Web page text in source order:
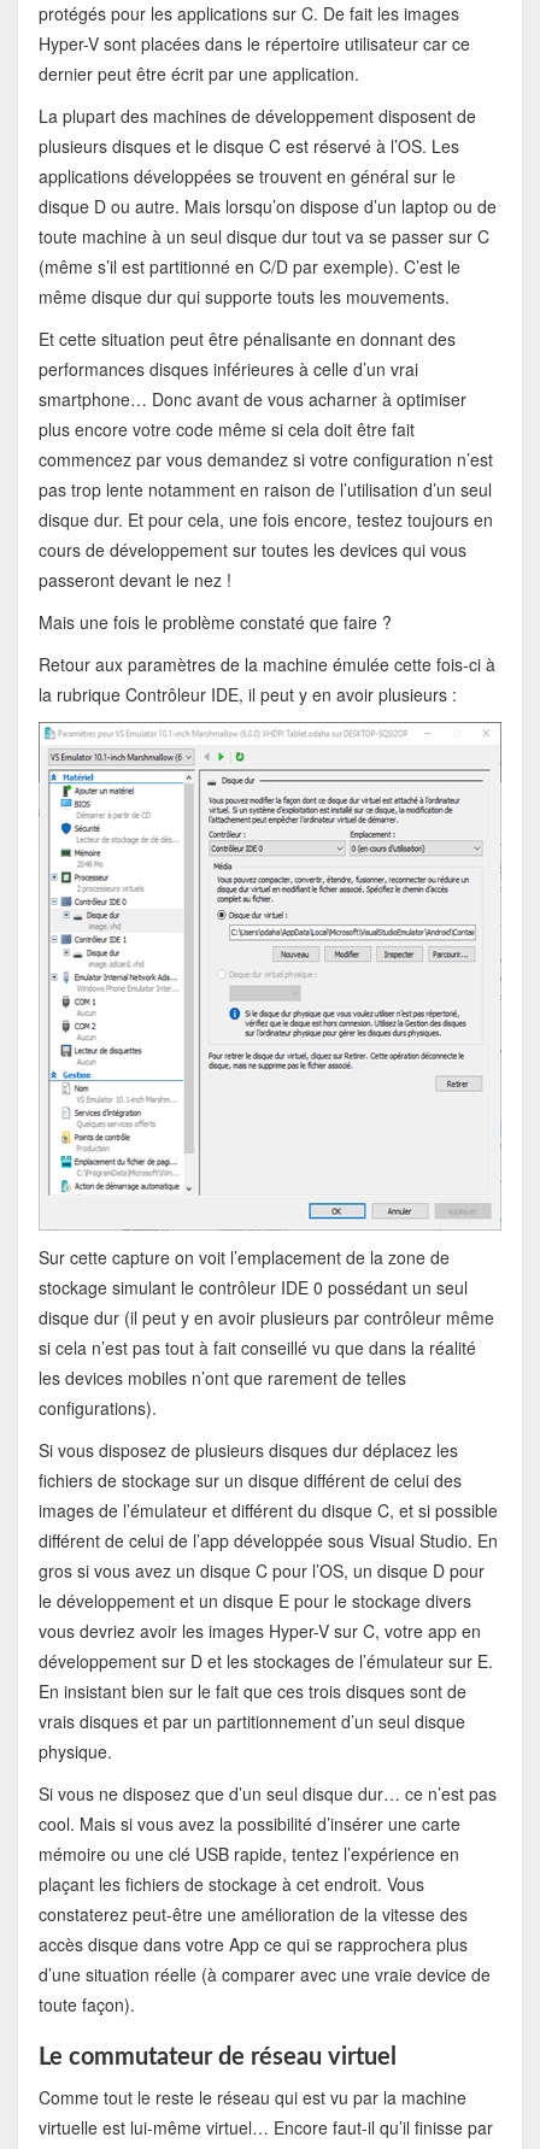
protégés pour les applications sur C. De fait les images
Hyper-V sont placées dans le répertoire utilisateur car ce
dernier peut être écrit par une application.
La plupart des machines de développement disposent de
plusieurs disques et le disque C est réservé à l’OS. Les
applications développées se trouvent en général sur le
disque D ou autre. Mais lorsqu’on dispose d’un laptop ou de
toute machine à un seul disque dur tout va se passer sur C
(même s’il est partitionné en C/D par exemple). C’est le
même disque dur qui supporte touts les mouvements.
Et cette situation peut être pénalisante en donnant des
performances disques inférieures à celle d’un vrai
smartphone… Donc avant de vous acharner à optimiser
plus encore votre code même si cela doit être fait
commencez par vous demandez si votre configuration n’est
pas trop lente notamment en raison de l’utilisation d’un seul
disque dur. Et pour cela, une fois encore, testez toujours en
cours de développement sur toutes les devices qui vous
passeront devant le nez !
Mais une fois le problème constaté que faire ?
Retour aux paramètres de la machine émulée cette fois-ci à
la rubrique Contrôleur IDE, il peut y en avoir plusieurs :
Sur cette capture on voit l’emplacement de la zone de
stockage simulant le contrôleur IDE 0 possédant un seul
disque dur (il peut y en avoir plusieurs par contrôleur même
si cela n’est pas tout à fait conseillé vu que dans la réalité
les devices mobiles n’ont que rarement de telles
configurations).
Si vous disposez de plusieurs disques dur déplacez les
fichiers de stockage sur un disque différent de celui des
images de l’émulateur et différent du disque C, et si possible
différent de celui de l’app développée sous Visual Studio. En
gros si vous avez un disque C pour l’OS, un disque D pour
le développement et un disque E pour le stockage divers
vous devriez avoir les images Hyper-V sur C, votre app en
développement sur D et les stockages de l’émulateur sur E.
En insistant bien sur le fait que ces trois disques sont de
vrais disques et par un partitionnement d’un seul disque
physique.
Si vous ne disposez que d’un seul disque dur… ce n’est pas
cool. Mais si vous avez la possibilité d’insérer une carte
mémoire ou une clé USB rapide, tentez l’expérience en
plaçant les fichiers de stockage à cet endroit. Vous
constaterez peut-être une amélioration de la vitesse des
accès disque dans votre App ce qui se rapprochera plus
d’une situation réelle (à comparer avec une vraie device de
toute façon).
Le commutateur de réseau virtuel
Comme tout le reste le réseau qui est vu par la machine
virtuelle est lui-même virtuel… Encore faut-il qu’il finisse par